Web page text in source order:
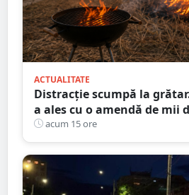
ACTUALITATE
Distracție scumpă la
a ales cu o amendă de mii
acum 15 ore